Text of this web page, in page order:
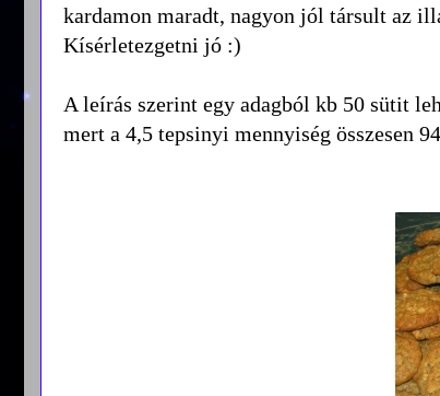
kardamon maradt, nagyon jól társult az
Kísérletezgetni jó :)
A leírás szerint egy adagból kb 50 sütit
mert a 4,5 tepsinyi mennyiség összesen